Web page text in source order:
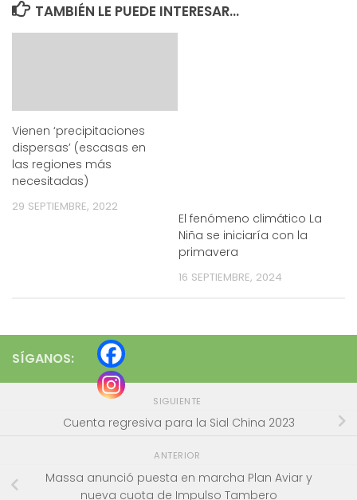
TAMBIÉN LE PUEDE INTERESAR...
Vienen ‘precipitaciones
dispersas’ (escasas en
las regiones más
necesitadas)
29 SEPTIEMBRE, 2022
El fenómeno climático La
Niña se iniciaría con la
primavera
16 SEPTIEMBRE, 2024
SÍGANOS:
SIGUIENTE
Cuenta regresiva para la Sial China 2023
ANTERIOR
Massa anunció puesta en marcha Plan Aviar y
nueva cuota de Impulso Tambero